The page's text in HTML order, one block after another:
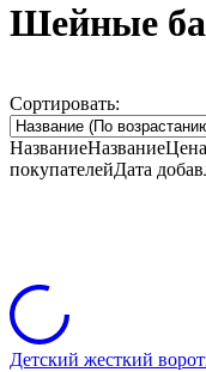
Шейные
Сортировать:
НазваниеНазваниеЦена
покупателейДата
Детский жесткий